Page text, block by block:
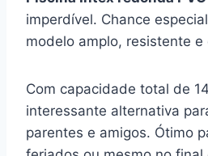
imperdível. Chance
modelo amplo, resistente
Com capacidade total de
interessante alternativa
parentes e amigos. Ótimo